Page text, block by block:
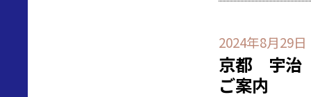
2024年8月29日
京都 宇治
ご案内